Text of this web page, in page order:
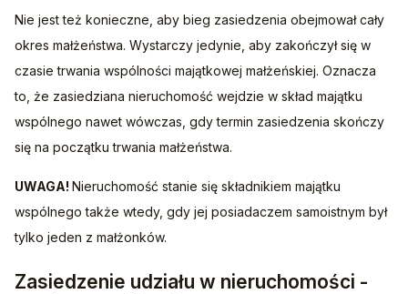
Nie jest też konieczne, aby bieg zasiedzenia obejmował cały
okres małżeństwa. Wystarczy jedynie, aby zakończył się w
czasie trwania wspólności majątkowej małżeńskiej. Oznacza
to, że zasiedziana nieruchomość wejdzie w skład majątku
wspólnego nawet wówczas, gdy termin zasiedzenia skończy
się na początku trwania małżeństwa.
UWAGA! Nieruchomość stanie się składnikiem majątku
wspólnego także wtedy, gdy jej posiadaczem samoistnym był
tylko jeden z małżonków.
Zasiedzenie udziału w nieruchomości -